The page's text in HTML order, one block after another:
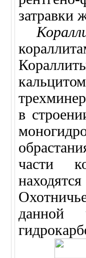
затравки
в
части
данной